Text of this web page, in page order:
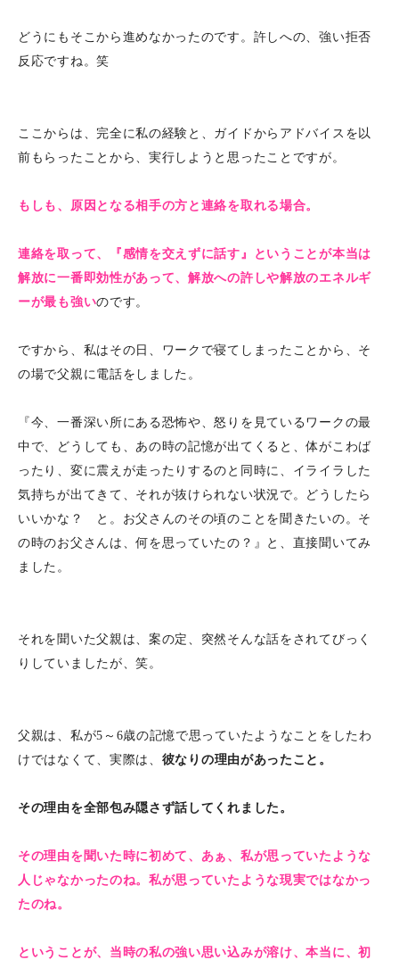
どうにもそこから進めなかったのです。許しへの、強い拒否
反応ですね。笑
ここからは、完全に私の経験と、ガイドからアドバイスを以
前もらったことから、実行しようと思ったことですが。
もしも、原因となる相手の方と連絡を取れる場合。
連絡を取って、『感情を交えずに話す』ということが本当は
解放に一番即効性があって、解放への許しや解放のエネルギ
ーが最も強いのです。
ですから、私はその日、ワークで寝てしまったことから、そ
の場で父親に電話をしました。
『今、一番深い所にある恐怖や、怒りを見ているワークの最
中で、どうしても、あの時の記憶が出てくると、体がこわば
ったり、変に震えが走ったりするのと同時に、イライラした
気持ちが出てきて、それが抜けられない状況で。どうしたら
いいかな？ と。お父さんのその頃のことを聞きたいの。そ
の時のお父さんは、何を思っていたの？』と、直接聞いてみ
ました。
それを聞いた父親は、案の定、突然そんな話をされてびっく
りしていましたが、笑。
父親は、私が5～6歳の記憶で思っていたようなことをしたわ
けではなくて、実際は、 彼なりの理由があったこと。
その理由を全部包み隠さず話してくれました。
その理由を聞いた時に初めて、あぁ、私が思っていたような
人じゃなかったのね。私が思っていたような現実ではなかっ
たのね。
ということが、当時の私の強い思い込みが溶け、本当に、初